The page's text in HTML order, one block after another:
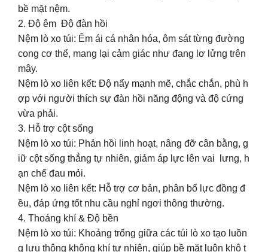
bề mặt nệm.
2. Độ êm Độ đàn hồi
Nệm lò xo túi: Êm ái cá nhân hóa, ôm sát từng đường
cong cơ thể, mang lại cảm giác như đang lơ lửng trên
mây.
Nệm lò xo liên kết: Độ nẩy mạnh mẽ, chắc chắn, phù h
ợp với người thích sự đàn hồi năng động và độ cứng
vừa phải.
3. Hỗ trợ cột sống
Nệm lò xo túi: Phản hồi linh hoạt, nâng đỡ cân bằng, g
iữ cột sống thẳng tự nhiên, giảm áp lực lên vai lưng, h
ạn chế đau mỏi.
Nệm lò xo liên kết: Hỗ trợ cơ bản, phân bổ lực đồng đ
ều, đáp ứng tốt nhu cầu nghỉ ngơi thông thường.
4. Thoáng khí & Độ bền
Nệm lò xo túi: Khoảng trống giữa các túi lò xo tạo luồn
g lưu thông không khí tự nhiên, giúp bề mặt luôn khô t